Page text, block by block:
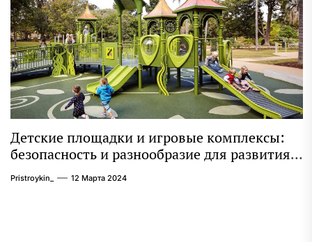
Детские площадки и игровые комплексы:
безопасность и разнообразие для развития
ребенка
Pristroykin_ 12 Марта 2024